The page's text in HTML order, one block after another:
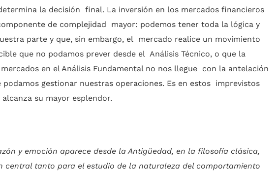
la decisión final. La inversión en los mercados financieros
de complejidad mayor: podemos tener toda la lógica y
parte y que, sin embargo, el mercado realice un movimiento
que no podamos prever desde el Análisis Técnico, o que la
en el Análisis Fundamental no nos llegue con la antelación
gestionar nuestras operaciones. Es en estos imprevistos
su mayor esplendor.
y emoción aparece desde la Antigüedad, en la filosofía clásica,
central tanto para el estudio de la naturaleza del comportamiento